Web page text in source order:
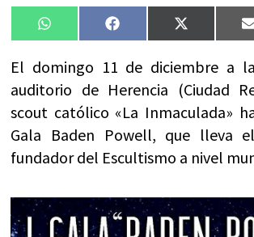
Compartir
en
WhatsAppCompartir
en
Facebook
en
X
(Twitter)
El domingo 11 de diciembre a
auditorio de Herencia (Ciudad
scout católico «La Inmaculada»
Gala Baden Powell, que lleva
fundador del Escultismo a nivel